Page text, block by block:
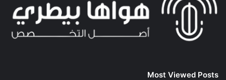
Most Viewed Posts